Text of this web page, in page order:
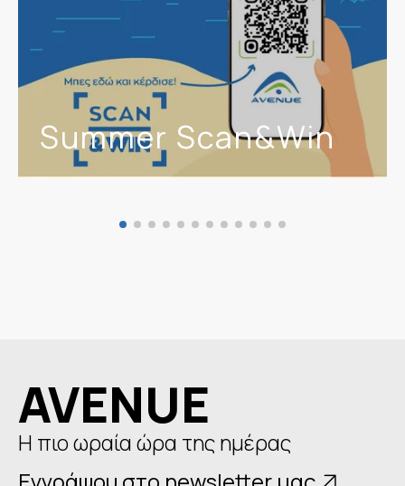
Summer Scan&Win
AVENUE
Η πιο ωραία ώρα της ημέρας